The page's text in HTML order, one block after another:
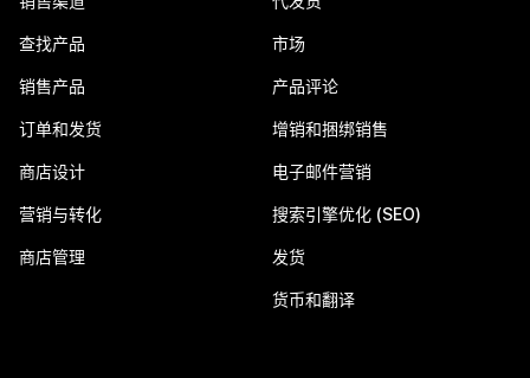
查找产品
销售产品
订单和发货
商店设计
营销与转化
商店管理
市场
产品评论
增销和捆绑销售
电子邮件营销
搜索引擎优化 (SEO)
发货
货币和翻译